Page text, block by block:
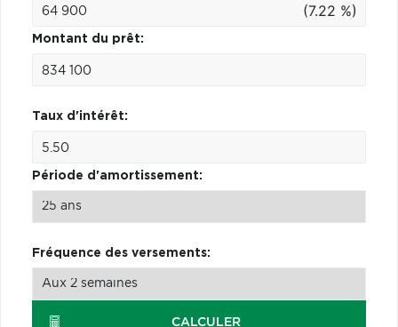
(7.22 %)
Montant du prêt:
Taux d'intérêt:
Période d'amortissement:
Fréquence des versements:
CALCULER